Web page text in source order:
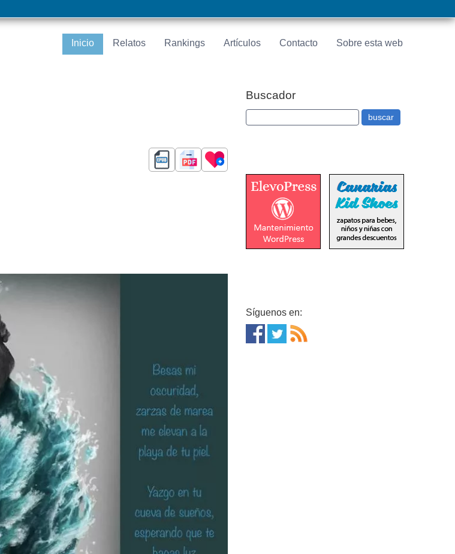
Inicio Relatos Rankings Artículos Contacto Sobre esta web
Buscador
Síguenos en: